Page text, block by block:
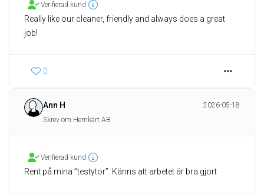
Verifierad kund
Really like our cleaner, friendly and always does a great
job!
0
Ann H
2026-05-18
Skrev om Hemkärt AB
Verifierad kund
Rent på mina ”testytor”. Känns att arbetet är bra gjort